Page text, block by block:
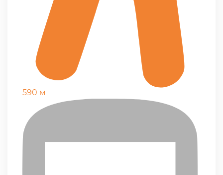
590 м